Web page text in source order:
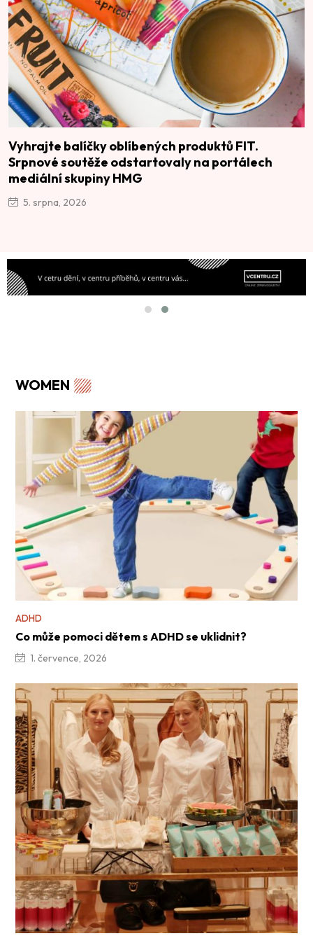
Vyhrajte balíčky oblíbených produktů FIT.
Srpnové soutěže odstartovaly na portálech
mediální skupiny HMG
5. srpna, 2026
WOMEN
ADHD
Co může pomoci dětem s ADHD se uklidnit?
1. července, 2026